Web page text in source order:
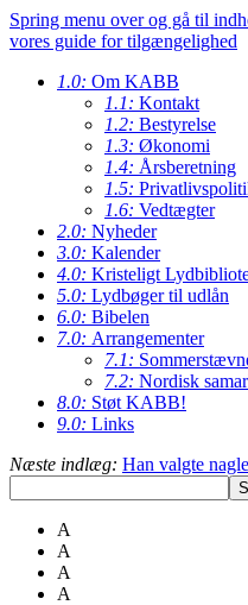
Spring menu over og gå til
vores guide for tilgængelighed
1.0: Om KABB
1.1: Kontakt
1.2: Bestyrelse
1.3: Økonomi
1.4: Årsberetning
1.5:
1.6: Vedtægter
2.0: Nyheder
3.0: Kalender
4.0: Kristeligt
5.0: Lydbøger til udlån
6.0: Bibelen
7.0: Arrangementer
7.1:
7.2: Nordisk
8.0: Støt KABB!
9.0: Links
Næste indlæg: Han valgte
A
A
A
A